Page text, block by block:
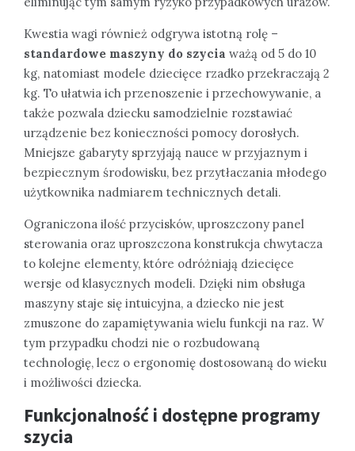
Kwestia wagi również odgrywa istotną rolę –
standardowe maszyny do szycia ważą od 5 do 10
kg, natomiast modele dziecięce rzadko przekraczają 2
kg. To ułatwia ich przenoszenie i przechowywanie, a
także pozwala dziecku samodzielnie rozstawiać
urządzenie bez konieczności pomocy dorosłych.
Mniejsze gabaryty sprzyjają nauce w przyjaznym i
bezpiecznym środowisku, bez przytłaczania młodego
użytkownika nadmiarem technicznych detali.
Ograniczona ilość przycisków, uproszczony panel
sterowania oraz uproszczona konstrukcja chwytacza
to kolejne elementy, które odróżniają dziecięce
wersje od klasycznych modeli. Dzięki nim obsługa
maszyny staje się intuicyjna, a dziecko nie jest
zmuszone do zapamiętywania wielu funkcji na raz. W
tym przypadku chodzi nie o rozbudowaną
technologię, lecz o ergonomię dostosowaną do wieku
i możliwości dziecka.
Funkcjonalność i dostępne programy
szycia